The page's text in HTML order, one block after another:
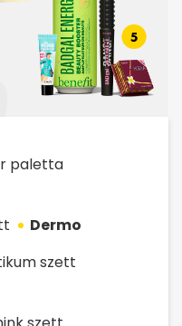
paletta
Dermo
szett